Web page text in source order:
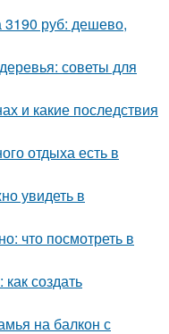
руб: дешево,
советы для
и какие последствия
отдыха есть в
увидеть в
что посмотреть в
создать
на балкон с